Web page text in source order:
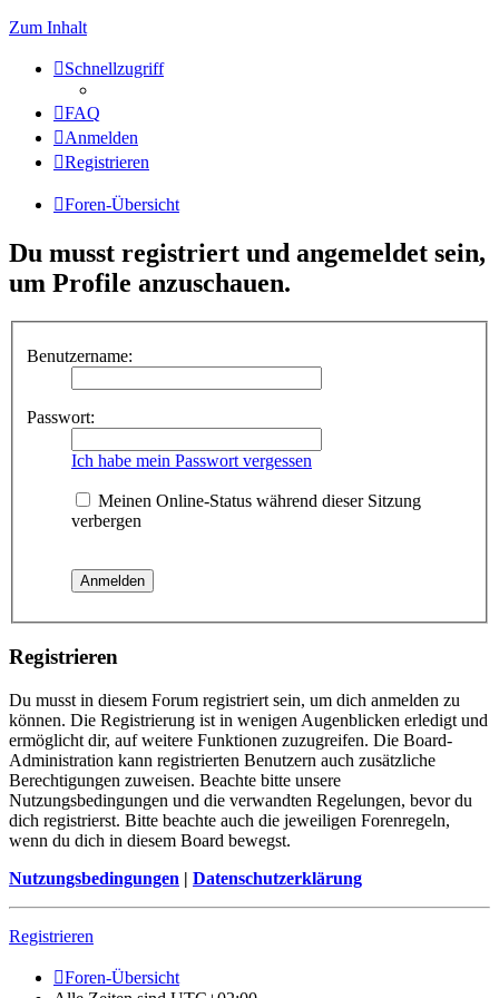
Zum Inhalt
Schnellzugriff
FAQ
Anmelden
Registrieren
Foren-Übersicht
Du musst registriert und angemeldet sein,
um Profile anzuschauen.
Benutzername:
Passwort:
Ich habe mein Passwort vergessen
Meinen Online-Status während dieser Sitzung
verbergen
Registrieren
Du musst in diesem Forum registriert sein, um dich anmelden zu
können. Die Registrierung ist in wenigen Augenblicken erledigt und
ermöglicht dir, auf weitere Funktionen zuzugreifen. Die Board-
Administration kann registrierten Benutzern auch zusätzliche
Berechtigungen zuweisen. Beachte bitte unsere
Nutzungsbedingungen und die verwandten Regelungen, bevor du
dich registrierst. Bitte beachte auch die jeweiligen Forenregeln,
wenn du dich in diesem Board bewegst.
Nutzungsbedingungen | Datenschutzerklärung
Registrieren
Foren-Übersicht